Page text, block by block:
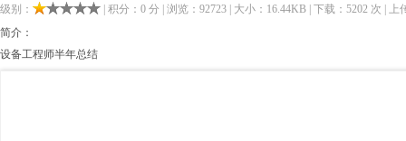
级别：
| 积分：0 分 | 浏览：92723 | 大小：16.44KB | 下载：5202 次 | 上
简介：
设备工程师半年总结